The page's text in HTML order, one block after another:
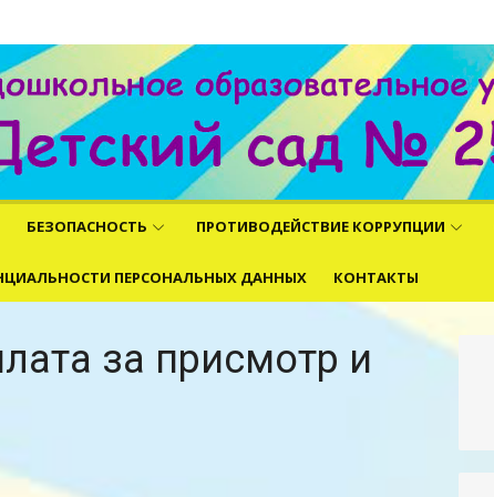
БЕЗОПАСНОСТЬ ПРОТИВОДЕЙСТВИЕ КОРРУПЦИИ
ПЕРСОНАЛЬНЫХ ДАННЫХ КОНТАКТЫ
за присмотр и